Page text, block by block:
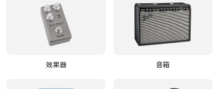
效果器 音箱